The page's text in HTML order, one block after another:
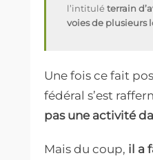
l’intituléterrain
voies de plusieurs
Une fois ce fait
fédéral s’est
pas une activité
Mais du coup, il a